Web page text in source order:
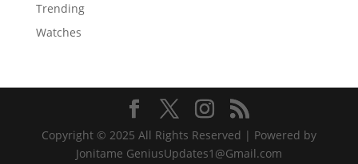
Trending
Watches
Copyright © 2025 All Rights Reserved | Powered by
Jonitame GeniusUpdates1@Gmail.com